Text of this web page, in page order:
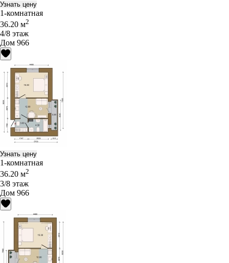
Узнать цену
1-комнатная
36.20 м2
4/8 этаж
Дом 966
Узнать цену
1-комнатная
36.20 м2
3/8 этаж
Дом 966